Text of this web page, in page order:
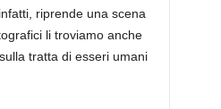
riprende una scena
li troviamo anche
tratta di esseri umani